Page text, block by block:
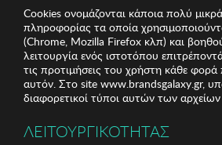
Cookies ονομάζονται κάποια πολύ
πληροφορίας τα οποία
(Chrome, Mozilla Firefox κλπ) και
λειτουργία ενός ιστοτόπου
τις προτιμήσεις του χρήστη κάθε φορά
αυτόν. Στο site www.brandsgalaxy.gr,
διαφορετικοί τύποι αυτών των αρχείων
ΛΕΙΤΟΥΡΓΙΚΟΤΗΤΑΣ